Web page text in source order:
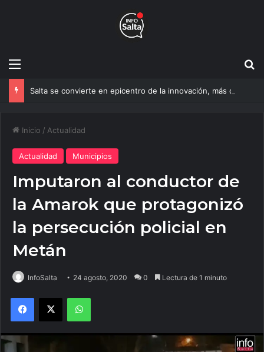
Menú
Inicio / Actualidad
Actualidad Municipios
Imputaron al conductor de
la Amarok que protagonizó
la persecución policial en
Metán
InfoSalta 24 agosto, 2020 0 Lectura de 1 minuto
Facebook
X WhatsApp